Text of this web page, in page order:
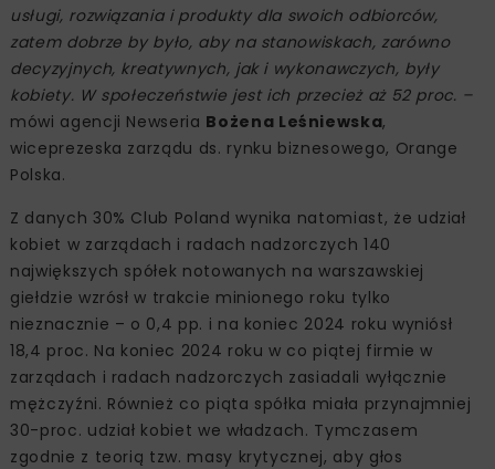
usługi, rozwiązania i produkty dla swoich odbiorców,
zatem dobrze by było, aby na stanowiskach, zarówno
decyzyjnych, kreatywnych, jak i wykonawczych, były
kobiety. W społeczeństwie jest ich przecież aż 52 proc. –
mówi agencji Newseria Bożena Leśniewska,
wiceprezeska zarządu ds. rynku biznesowego, Orange
Polska.
Z danych 30% Club Poland wynika natomiast, że udział
kobiet w zarządach i radach nadzorczych 140
największych spółek notowanych na warszawskiej
giełdzie wzrósł w trakcie minionego roku tylko
nieznacznie – o 0,4 pp. i na koniec 2024 roku wyniósł
18,4 proc. Na koniec 2024 roku w co piątej firmie w
zarządach i radach nadzorczych zasiadali wyłącznie
mężczyźni. Również co piąta spółka miała przynajmniej
30-proc. udział kobiet we władzach. Tymczasem
zgodnie z teorią tzw. masy krytycznej, aby głos